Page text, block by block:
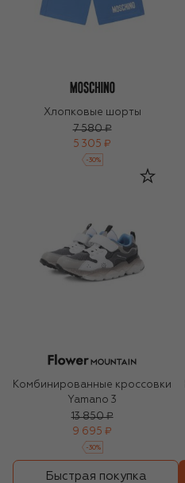
Хлопковые шорты
7 580 ₽
5 305 ₽
-30%
Комбинированные кроссовки
Yamano 3
13 850 ₽
9 695 ₽
-30%
Быстрая покупка